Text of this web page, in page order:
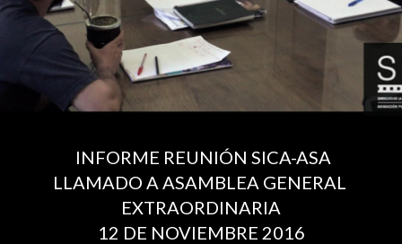
INFORME REUNIÓN SICA-ASA
LLAMADO A ASAMBLEA GENERAL
EXTRAORDINARIA
12 DE NOVIEMBRE 2016